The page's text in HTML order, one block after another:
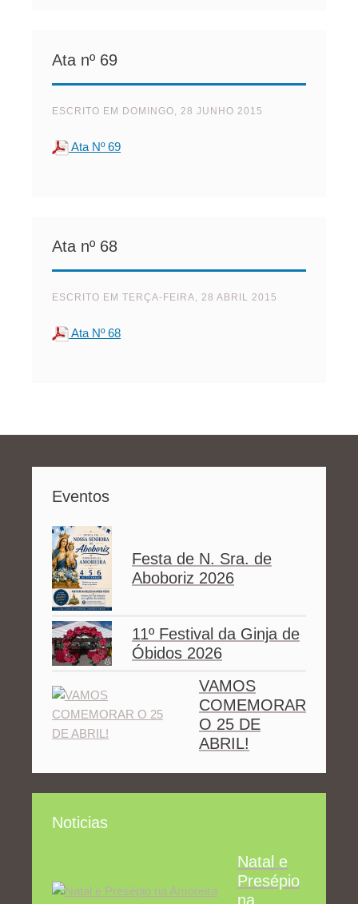
Ata nº 69
ESCRITO EM DOMINGO, 28 JUNHO 2015
Ata Nº 69
Ata nº 68
ESCRITO EM TERÇA-FEIRA, 28 ABRIL 2015
Ata Nº 68
Eventos
Festa de N. Sra. de
Aboboriz 2026
11º Festival da Ginja de
Óbidos 2026
VAMOS
COMEMORAR
O 25 DE
ABRIL!
Noticias
Natal e
Presépio
na